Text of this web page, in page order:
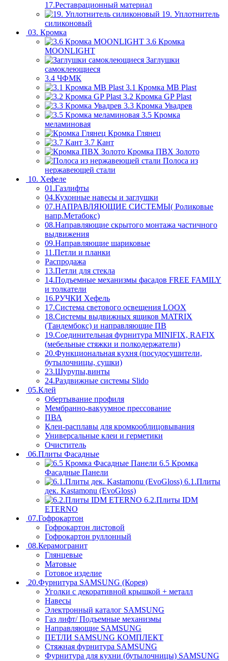
17.Реставрационный материал
19. Уплотнитель
силиконовый
03. Кромка
3.6 Кромка
MOONLIGHT
Заглушки
самоклеющиеся
3.4 ЧФМК
3.1 Кромка MB Plast
3.2 Кромка GP Plast
3.3 Кромка Увадрев
3.5 Кромка
меламиновая
Кромка Глянец
3.7 Кант
Кромка ПВХ Золото
Полоса из
нержавеющей стали
10. Хефеле
01.Газлифты
04.Кухонные навесы и заглушки
07.НАПРАВЛЯЮЩИЕ СИСТЕМЫ( Роликовые
напр.Метабокс)
08.Направляющие скрытого монтажа частичного
выдвижения
09.Направляющие шариковые
11.Петли и планки
Распродажа
13.Петли для стекла
14.Подъемные механизмы фасадов FREE FAMILY
и толкатели
16.РУЧКИ Хефель
17.Система светового освещения LOOX
18.Системы выдвижных ящиков MATRIX
(Тандембокс) и направляющие ПВ
19.Соединительная фурнитура MINIFIX, RAFIX
(мебельные стяжки и полкодержатели)
20.Функциональная кухня (посудосушители,
бутылочницы, сушки)
23.Шурупы,винты
24.Раздвижные системы Slido
05.Клей
Обертывание профиля
Мембранно-вакуумное прессование
ПВА
Клеи-расплавы для кромкооблицовывания
Универсальные клеи и герметики
Очиститель
06.Плиты Фасадные
6.5 Кромка
Фасадные Панели
6.1.Плиты
дек. Kastamonu (EvoGloss)
6.2.Плиты IDM
ETERNO
07.Гофрокартон
Гофрокартон листовой
Гофрокартон руллонный
08.Керамогранит
Глянцевые
Матовые
Готовое изделие
20.Фурнитура SAMSUNG (Корея)
Уголки с декоративной крышкой + металл
Навесы
Электронный каталог SAMSUNG
Газ лифт/ Подъемные механизмы
Направляющие SAMSUNG
ПЕТЛИ SAMSUNG КОМПЛЕКТ
Стяжная фурнитура SAMSUNG
Фурнитура для кухни (бутылочницы) SAMSUNG